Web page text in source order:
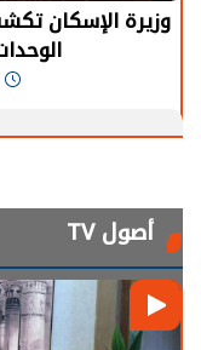
وزيرة الإسكان
أصول TV